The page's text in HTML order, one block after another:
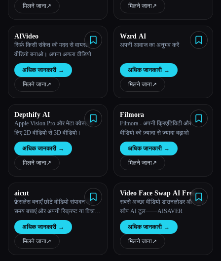
मिलने जाना↗︎
ताकि वीडियो साफ हो सकें। किसी कौशल
और इंस्टालेशन की आवश्यकता नहीं है।
मिलने जाना↗︎
AIVideo
सिर्फ़ किसी संकेत की मदद से वायरल
वीडियो बनाओ। अपना अगला वीडियो
लिखने, रिसर्च करने, जनरेट करने और
उसमें बदलाव करने के लिए हमारे AI का
इस्तेमाल करें।
अधिक जानकारी →
मिलने जाना↗︎
Wzrd AI
अपनी आवाज का अनुभव करें
अधिक जानकारी →
मिलने जाना↗︎
Depthify AI
Apple Vision Pro और मेटा क्वेस्ट के
लिए 2D वीडियो से 3D वीडियो।
अधिक जानकारी →
मिलने जाना↗︎
Filmora
Filmora - अपनी क्रिएटिविटी और
वीडियो को ज़्यादा से ज़्यादा बढ़ाओ
अधिक जानकारी →
मिलने जाना↗︎
aicut
फ़ेसलेस बनाएँ छोटे वीडियो संपादन का
समय बचाएं और अपनी स्क्रिप्ट या विचार
को बदलने के लिए AI का इस्तेमाल करें
मिनटों में फ़ेसलेस छोटे वीडियो देखने के
लिए
अधिक जानकारी →
मिलने जाना↗︎
Video Face Swap AI Free
सबसे अच्छा वीडियो डाउनलोडर और फ़ेस
स्वैप AI टूल——AISAVER
अधिक जानकारी →
मिलने जाना↗︎